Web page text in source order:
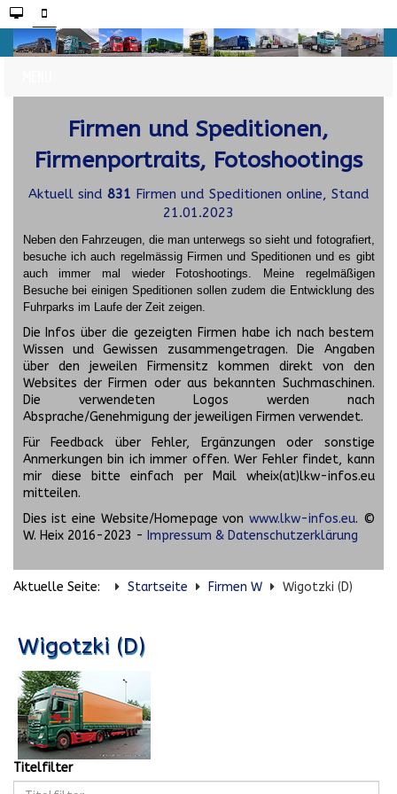
Firmen und Speditionen,
Firmenportraits, Fotoshootings
Aktuell sind 831 Firmen und Speditionen online, Stand
21.01.2023
Neben den Fahrzeugen, die man unterwegs so sieht und fotografiert,
besuche ich auch regelmässig Firmen und Speditionen und es gibt
auch immer mal wieder Fotoshootings.
Meine regelmäßigen
Besuche bei einigen Speditionen sollen zudem die Entwicklung des
Fuhrparks im Laufe der Zeit zeigen.
Die Infos über die gezeigten Firmen habe ich nach bestem
Wissen und Gewissen zusammengetragen. Die Angaben
über den jeweilen Firmensitz kommen direkt von den
Websites der Firmen oder aus bekannten Suchmaschinen.
Die verwendeten Logos werden nach
Absprache/Genehmigung der jeweiligen Firmen verwendet.
Für Feedback über Fehler, Ergänzungen oder sonstige
Anmerkungen bin ich immer offen. Wer Fehler findet, kann
mir diese bitte einfach per Mail wheix(at)lkw-infos.eu
mitteilen.
Dies ist eine Website/Homepage von www.lkw-infos.eu. ©
W. Heix 2016-2023 - Impressum & Datenschutzerklärung
Aktuelle Seite: Startseite Firmen W Wigotzki (D)
Wigotzki (D)
Titelfilter